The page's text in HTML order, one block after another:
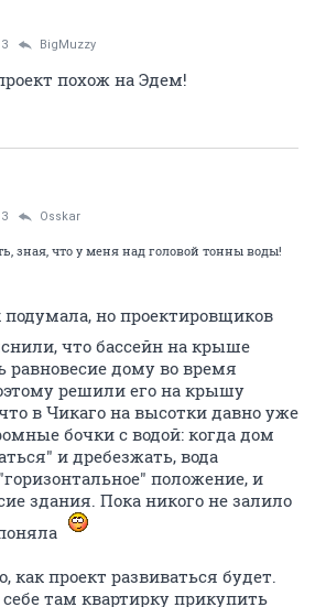
BigMuzzy
похож на Эдем!
Osskar
зная, что у меня над головой тонны воды!
подумала, но проектировщиков
что бассейн на крыше
равновесие дому во время
решили его на крышу
в Чикаго на высотки давно уже
бочки с водой: когда дом
и дребезжать, вода
положение, и
здания. Пока никого не залило
как проект развиваться будет.
там квартирку прикупить